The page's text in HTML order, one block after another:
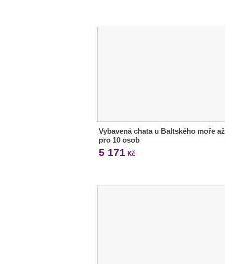
Vybavená chata u Baltského moře až
pro 10 osob
5 171 Kč